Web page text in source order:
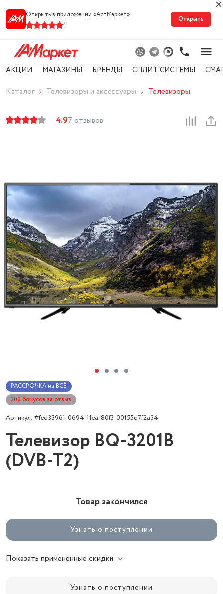
Открыть в приложении «АстМарке‪т‬»
41
Открыть
АКЦИИ МАГАЗИНЫ БРЕНДЫ СПЛИТ-СИСТЕМЫ
Каталог Телевизоры и аксессуары Телевизоры
4.97 отзывов
РАССРОЧКА на ВСЁ
300 бонусов за отзыв
Артикул: #fed33961-0694-11ea-80f3-00155d7f2a34
Телевизор BQ-3201B
(DVB-T2)
Товар закончился
Узнать о поступлении
Показать применённые скидки
Узнать о поступлении